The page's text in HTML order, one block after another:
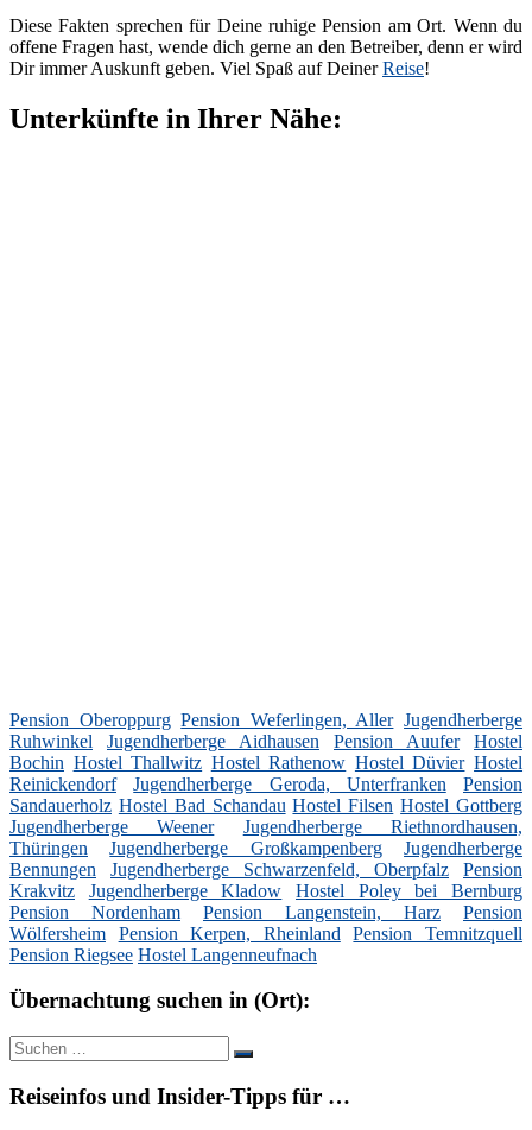
Diese Fakten sprechen für Deine ruhige Pension am Ort. Wenn du
offene Fragen hast, wende dich gerne an den Betreiber, denn er wird
Dir immer Auskunft geben. Viel Spaß auf DeinerReise!
Unterkünfte in Ihrer Nähe:
Pension Oberoppurg Pension Weferlingen, Aller Jugendherberge
Ruhwinkel
Jugendherberge Aidhausen Pension Auufer
Hostel
Bochin Hostel Thallwitz Hostel Rathenow Hostel Düvier Hostel
Reinickendorf
Jugendherberge Geroda, Unterfranken
Pension
Sandauerholz Hostel Bad Schandau Hostel Filsen Hostel Gottberg
Jugendherberge Weener
Jugendherberge Riethnordhausen,
Thüringen
Jugendherberge Großkampenberg
Jugendherberge
Bennungen
Jugendherberge Schwarzenfeld, Oberpfalz
Pension
Krakvitz
Jugendherberge Kladow
Hostel Poley bei Bernburg
Pension Nordenham
Pension Langenstein, Harz
Pension
Wölfersheim
Pension Kerpen, Rheinland
Pension Temnitzquell
Pension Riegsee Hostel Langenneufnach
Übernachtung suchen in (Ort):
Suche
nach:
Suchen
Reiseinfos und Insider-Tipps für …